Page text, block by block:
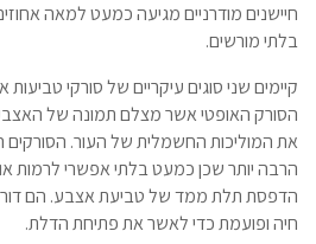
חיישנים מודרניים מגיעה כמעט למאה
בלתי מורשים.
קיימים שני סוגים עיקריים של סורקי
הסורק האופטי אשר מצלם תמונה של
את המוליכות החשמלית של העור. הסורקים
הרבה יותר שכן כמעט בלתי אפשרי לרמות
הדפסת תלת ממד של טביעת אצבע. הם
חיה ופועמת כדי לאשר את פתיחת הדלת.